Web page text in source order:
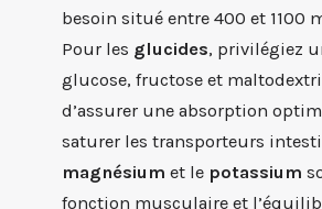
besoin situé entre 400 et 1100
Pour les glucides, privilégiez
glucose, fructose et
d’assurer une absorption
saturer les transporteurs
magnésium et le potassium
fonction musculaire et